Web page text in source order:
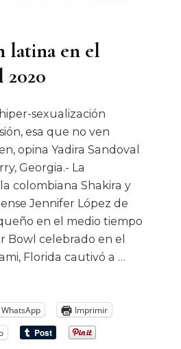
latina en el
2020
sexualización
esa que no ven
opina Yadira Sandoval
Georgia.- La
colombiana Shakira y
Jennifer López de
en el medio tiempo
Bowl celebrado en el
Florida cautivó a …
WhatsApp
Imprimir